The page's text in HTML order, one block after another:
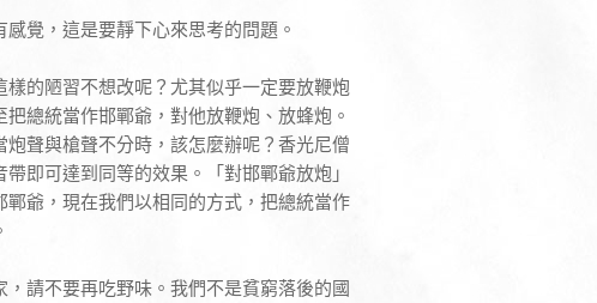
覺，這是要靜下心來思考的問題。
的陋習不想改呢？尤其似乎一定要放鞭炮
總統當作邯鄲爺，對他放鞭炮、放蜂炮。
聲與槍聲不分時，該怎麼辦呢？香光尼僧
即可達到同等的效果。「對邯鄲爺放炮」
爺，現在我們以相同的方式，把總統當作
請不要再吃野味。我們不是貧窮落後的國